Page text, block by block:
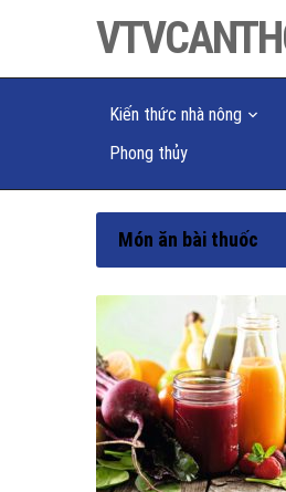
Kiến thức nhà nông
Phong thủy
Món ăn bài thuốc